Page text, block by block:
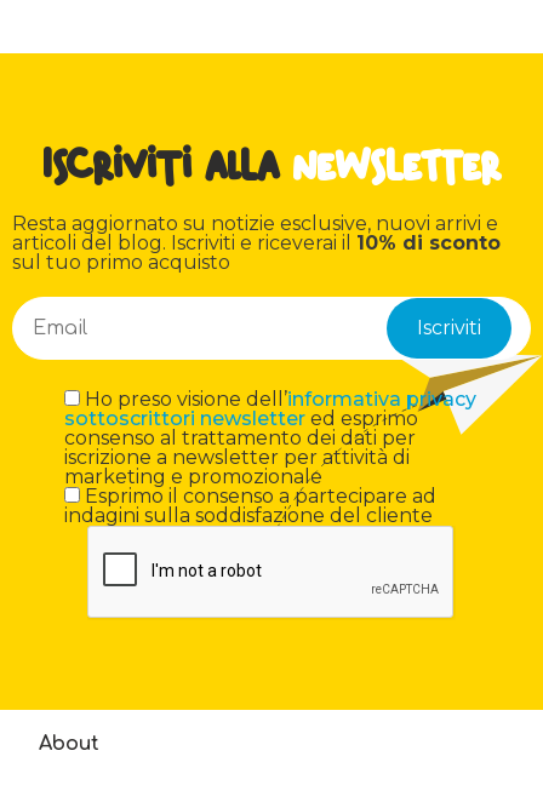
Iscriviti alla newsletter
Resta aggiornato su notizie esclusive, nuovi arrivi e
articoli del blog. Iscriviti e riceverai il 10% di sconto
sul tuo primo acquisto
Ho preso visione dell’informativa privacy
sottoscrittori newslettered esprimo
consenso al trattamento dei dati per
iscrizione a newsletter per attività di
marketing e promozionale
Esprimo il consenso a partecipare ad
indagini sulla soddisfazione del cliente
About